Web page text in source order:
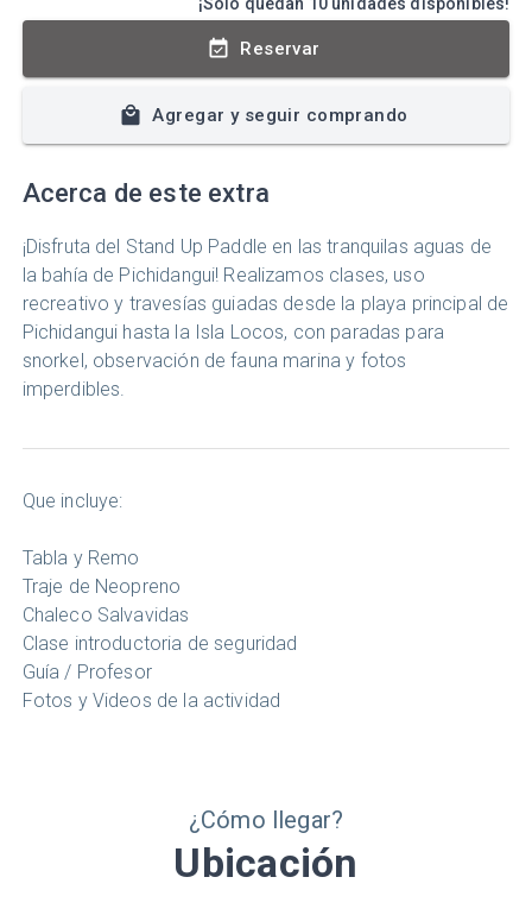
Acerca de este extra
¡Disfruta del Stand Up Paddle en las tranquilas aguas de
la bahía de Pichidangui! Realizamos clases, uso
recreativo y travesías guiadas desde la playa principal de
Pichidangui hasta la Isla Locos, con paradas para
snorkel, observación de fauna marina y fotos
imperdibles.
Que incluye:
Tabla y Remo
Traje de Neopreno
Chaleco Salvavidas
Clase introductoria de seguridad
Guía / Profesor
Fotos y Videos de la actividad
Reservar
Agregar y seguir comprando
¿Cómo llegar?
Ubicación